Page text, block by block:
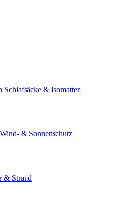
Schlafsäcke & Isomatten
Wind- & Sonnenschutz
& Strand